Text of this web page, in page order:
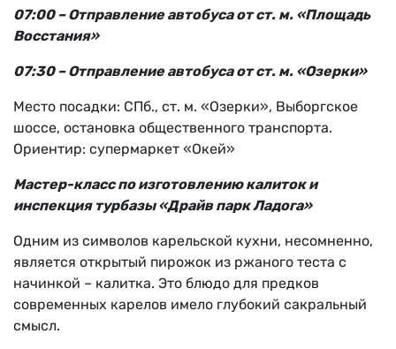
07:00 – Отправление автобуса от ст. м. «Площадь
Восстания»
07:30 – Отправление автобуса от ст. м. «Озерки»
Место посадки: СПб., ст. м. «Озерки», Выборгское
шоссе, остановка общественного транспорта.
Ориентир: супермаркет «Окей»
Мастер-класс по изготовлению калиток и
инспекция турбазы «Драйв парк Ладога»
Одним из символов карельской кухни, несомненно,
является открытый пирожок из ржаного теста с
начинкой – калитка. Это блюдо для предков
современных карелов имело глубокий сакральный
смысл.